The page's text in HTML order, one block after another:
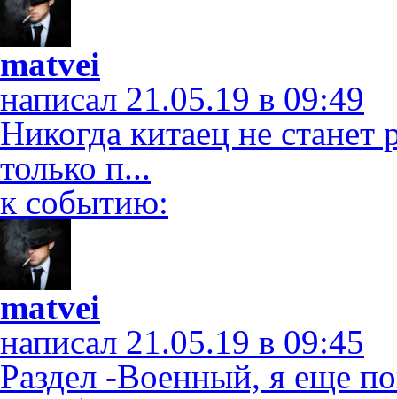
matvei
написал 21.05.19 в 09:49
Никогда китаец не
только п...
к событию:
matvei
написал 21.05.19 в 09:45
Раздел -Военный, я еще